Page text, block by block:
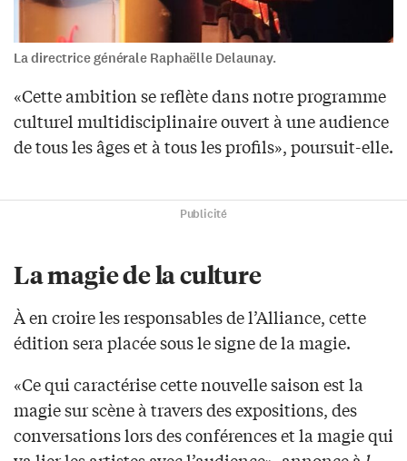
La directrice générale Raphaëlle Delaunay.
«Cette ambition se reflète dans notre programme
culturel multidisciplinaire ouvert à une audience
de tous les âges et à tous les profils», poursuit-elle.
Publicité
La magie de la culture
À en croire les responsables de l’Alliance, cette
édition sera placée sous le signe de la magie.
«Ce qui caractérise cette nouvelle saison est la
magie sur scène à travers des expositions, des
conversations lors des conférences et la magie qui